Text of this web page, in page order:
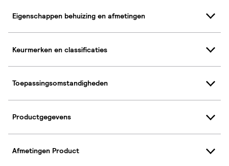
Eigenschappen behuizing en afmetingen
Keurmerken en classificaties
Toepassingsomstandigheden
Productgegevens
Afmetingen Product